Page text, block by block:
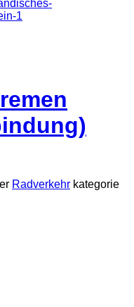
Radverkehr kategorie